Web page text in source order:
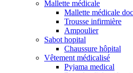
Mallette médicale
Mallette médicale
Trousse infirmière
Ampoulier
Sabot hopital
Chaussure hôpital
Vêtement médicalisé
Pyjama medical